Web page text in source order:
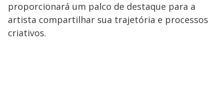
proporcionará um palco de destaque para a
artista compartilhar sua trajetória e processos
criativos.